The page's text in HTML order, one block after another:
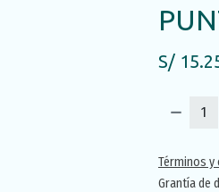
S/
Términos y
Grantía de